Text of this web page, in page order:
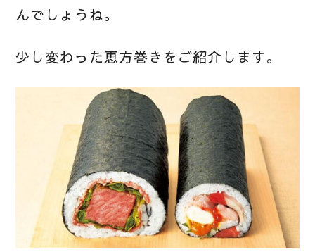
んでしょうね。
少し変わった恵方巻きをご紹介します。